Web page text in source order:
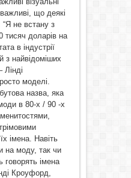
що деякі
“Я не встану з
тисяч доларів на
в індустрії
з найвідоміших
Лінді
моделі.
назва, яка
в 80-х / 90 -х
імена. Навіть
на моду, так чи
імена
Кроуфорд,